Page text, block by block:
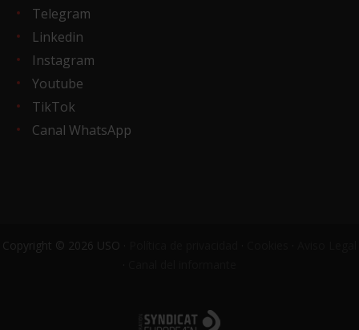
Telegram
Linkedin
Instagram
Youtube
TikTok
Canal WhatsApp
Copyright © 2026 USO ·